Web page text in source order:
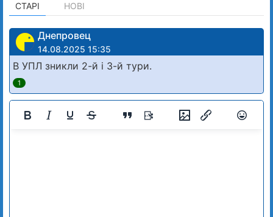
СТАРІ НОВІ
Днепровец
14.08.2025 15:35
В УПЛ зникли 2-й і 3-й тури.
1